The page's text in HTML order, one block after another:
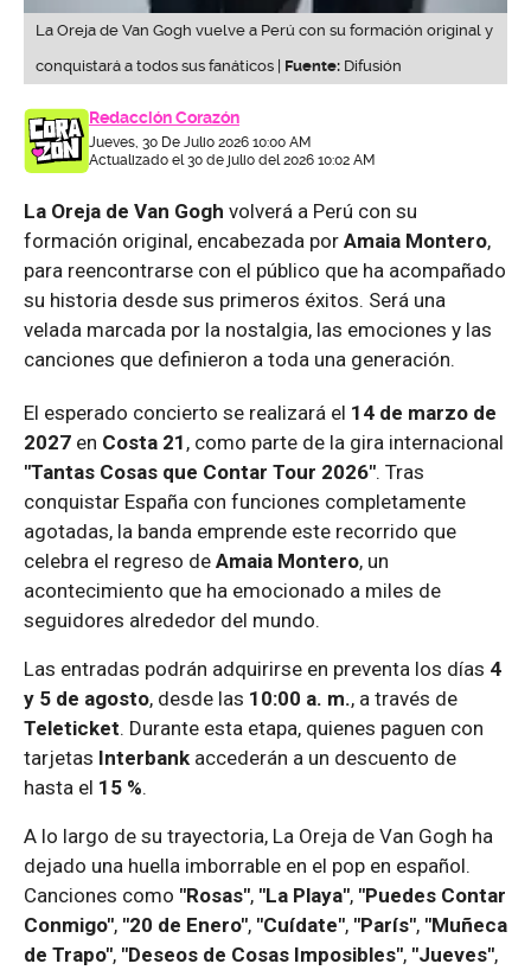
La Oreja de Van Gogh vuelve a Perú con su formación original y
conquistará a todos sus fanáticos | Fuente: Difusión
Redacción Corazón
Jueves, 30 De Julio 2026 10:00 AM
Actualizado el 30 de julio del 2026 10:02 AM
La Oreja de Van Gogh volverá a Perú con su
formación original, encabezada por Amaia Montero,
para reencontrarse con el público que ha acompañado
su historia desde sus primeros éxitos. Será una
velada marcada por la nostalgia, las emociones y las
canciones que definieron a toda una generación.
El esperado concierto se realizará el 14 de marzo de
2027 en Costa 21 , como parte de la gira internacional
"Tantas Cosas que Contar Tour 2026". Tras
conquistar España con funciones completamente
agotadas, la banda emprende este recorrido que
celebra el regreso de Amaia Montero, un
acontecimiento que ha emocionado a miles de
seguidores alrededor del mundo.
Las entradas podrán adquirirse en preventa los días 4
y 5 de agosto, desde las 10:00 a. m., a través de
Teleticket. Durante esta etapa, quienes paguen con
tarjetas Interbank accederán a un descuento de
hasta el 15 %.
A lo largo de su trayectoria, La Oreja de Van Gogh ha
dejado una huella imborrable en el pop en español.
Canciones como "Rosas", "La Playa", "Puedes Contar
Conmigo", "20 de Enero", "Cuídate", "París", "Muñeca
de Trapo", "Deseos de Cosas Imposibles", "Jueves",